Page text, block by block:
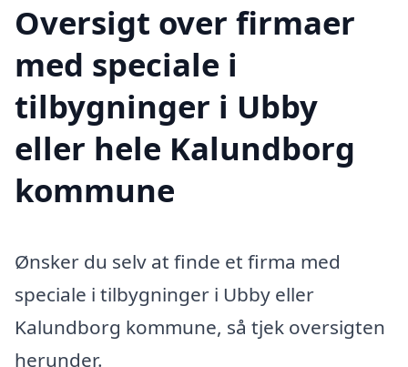
Oversigt over firmaer
med speciale i
tilbygninger i Ubby
eller hele Kalundborg
kommune
Ønsker du selv at finde et firma med
speciale i tilbygninger i Ubby eller
Kalundborg kommune, så tjek oversigten
herunder.